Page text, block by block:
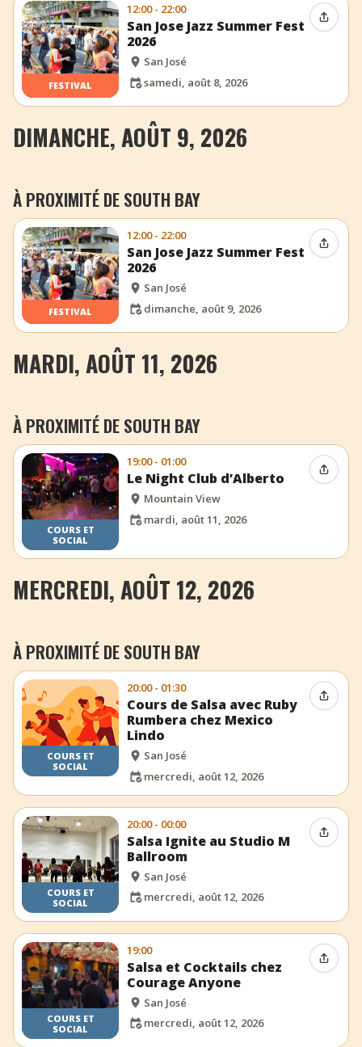
FESTIVAL
12:00 - 22:00
San Jose Jazz Summer Fest
2026
San José
samedi, août 8, 2026
DIMANCHE, AOÛT 9, 2026
À PROXIMITÉ DE SOUTH BAY
FESTIVAL
12:00 - 22:00
San Jose Jazz Summer Fest
2026
San José
dimanche, août 9, 2026
MARDI, AOÛT 11, 2026
À PROXIMITÉ DE SOUTH BAY
COURS ET
SOCIAL
19:00 - 01:00
Le Night Club d’Alberto
Mountain View
mardi, août 11, 2026
MERCREDI, AOÛT 12, 2026
À PROXIMITÉ DE SOUTH BAY
COURS ET
SOCIAL
20:00 - 01:30
Cours de Salsa avec Ruby
Rumbera chez Mexico
Lindo
San José
mercredi, août 12, 2026
COURS ET
SOCIAL
20:00 - 00:00
Salsa Ignite au Studio M
Ballroom
San José
mercredi, août 12, 2026
COURS ET
SOCIAL
19:00
Salsa et Cocktails chez
Courage Anyone
San José
mercredi, août 12, 2026